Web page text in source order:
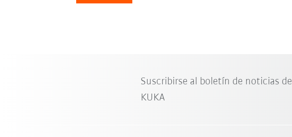
Suscribirse al boletín de noticias de
KUKA